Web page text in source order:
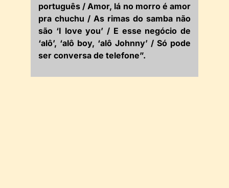
português / Amor, lá no morro é amor
pra chuchu / As rimas do samba não
são ‘I love you’ / E esse negócio de
‘alô’, ‘alô boy, ‘alô Johnny’ / Só pode
ser conversa de telefone”.